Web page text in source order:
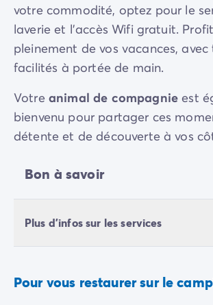
votre commodité, optez pour le
laverie et l'accès Wifi gratuit.
pleinement de vos vacances,
facilités à portée de main.
Votre animal de compagnieest
bienvenu pour partager ces
détente et de découverte à vos
Bon à savoir
Plus d'infos sur les services
Pour vous restaurer sur le